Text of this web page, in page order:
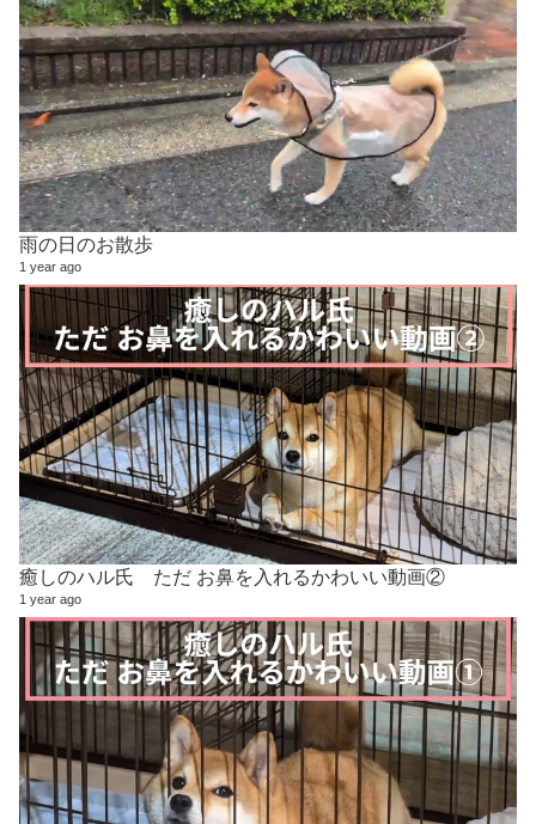
雨の日のお散歩
1 year ago
癒しのハル氏 ただ お鼻を入れるかわいい動画②
1 year ago